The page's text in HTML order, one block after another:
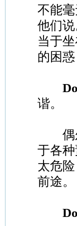
不能
他们
当于
的困
谐。
偶尔
于各
太危
前途。